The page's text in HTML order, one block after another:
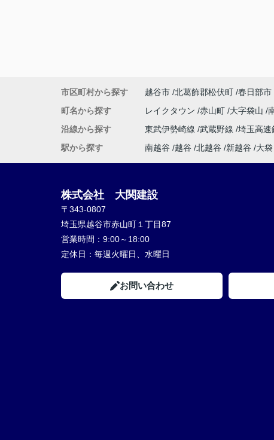
市区町村から探す 越谷市 北葛飾郡松伏町 春日部市
町名から探す
レイクタウン 赤山町 大字袋山
沿線から探す
東武伊勢崎線 武蔵野線 埼玉高速
駅から探す
南越谷 越谷 北越谷 新越谷 大袋
株式会社 大関建設
〒343-0807
埼玉県越谷市赤山町１丁目87
営業時間： 9:00～18:00
定休日： 毎週火曜日、水曜日
お問い合わせ